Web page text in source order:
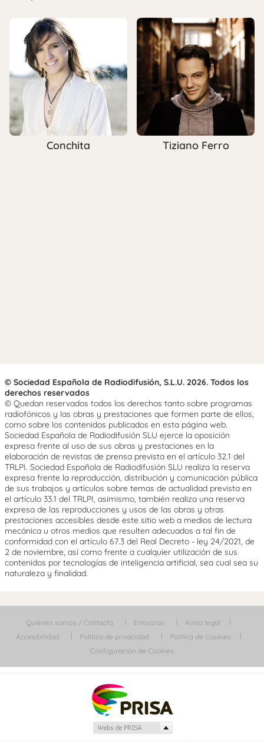
Conchita Tiziano Ferro
© Sociedad Española de Radiodifusión, S.L.U. 2026. Todos los
derechos reservados
© Quedan reservados todos los derechos tanto sobre programas
radiofónicos y las obras y prestaciones que formen parte de ellos,
como sobre los contenidos publicados en esta página web.
Sociedad Española de Radiodifusión SLU ejerce la oposición
expresa frente al uso de sus obras y prestaciones en la
elaboración de revistas de prensa prevista en el artículo 32.1 del
TRLPI. Sociedad Española de Radiodifusión SLU realiza la reserva
expresa frente la reproducción, distribución y comunicación pública
de sus trabajos y artículos sobre temas de actualidad prevista en
el artículo 33.1 del TRLPI, asimismo, también realiza una reserva
expresa de las reproducciones y usos de las obras y otras
prestaciones accesibles desde este sitio web a medios de lectura
mecánica u otros medios que resulten adecuados a tal fin de
conformidad con el artículo 67.3 del Real Decreto - ley 24/2021, de
2 de noviembre, así como frente a cualquier utilización de sus
contenidos por tecnologías de inteligencia artificial, sea cual sea su
naturaleza y finalidad.
Quiénes somos / Contacta Emisoras
Aviso legal
Accesibilidad
Política de privacidad
Política de Cookies
Configuración de Cookies